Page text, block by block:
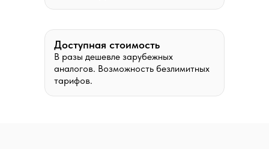
Доступная стоимость
В разы дешевле зарубежных
аналогов. Возможность безлимитных
тарифов.